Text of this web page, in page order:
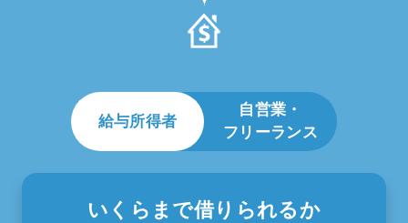
給与所得者
自営業・
フリーランス
いくらまで借りられるか